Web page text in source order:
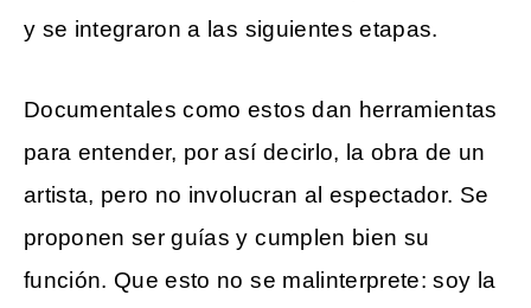
y se integraron a las siguientes etapas.
Documentales como estos dan herramientas
para entender, por así decirlo, la obra de un
artista, pero no involucran al espectador. Se
proponen ser guías y cumplen bien su
función. Que esto no se malinterprete: soy la